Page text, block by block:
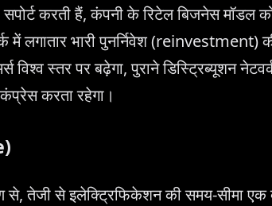
करती हैं, कंपनी के रिटेल बिजनेस मॉडल को
में लगातार भारी पुनर्निवेश (reinvestment)
स्तर पर बढ़ेगा, पुराने डिस्ट्रिब्यूशन
करता रहेगा।
से, तेजी से इलेक्ट्रिफिकेशन की समय-सीमा